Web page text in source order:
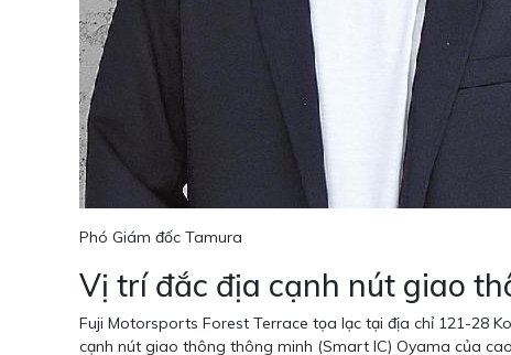
Phó Giám đốc Tamura
Vị trí đắc địa cạnh nút giao
Fuji Motorsports Forest Terrace tọa lạc tại địa chỉ 121-28
cạnh nút giao thông thông minh (Smart IC) Oyama của